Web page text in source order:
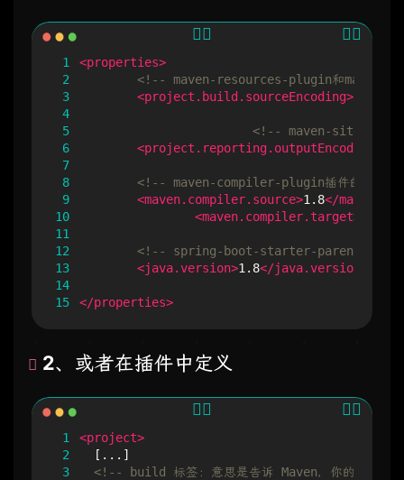
1
2
3
4
5
6
7
8
9
10
11
12
13
14
15
<properties>
<!-- maven-resources-plugin和maven-
<project.build.sourceEncoding>UTF-8
<!-- maven-site-plugin
<project.reporting.outputEncoding>
<!-- maven-compiler-plugin插件的默认
<maven.compiler.source>1.8</
<maven.compiler.target>
<!-- spring-boot-starter-parent里定义
<java.version>1.8</java.version>
</properties>
2、或者在插件中定义
1
2
3
<project>
<!-- build 标签：意思是告诉 Maven，你的构建行